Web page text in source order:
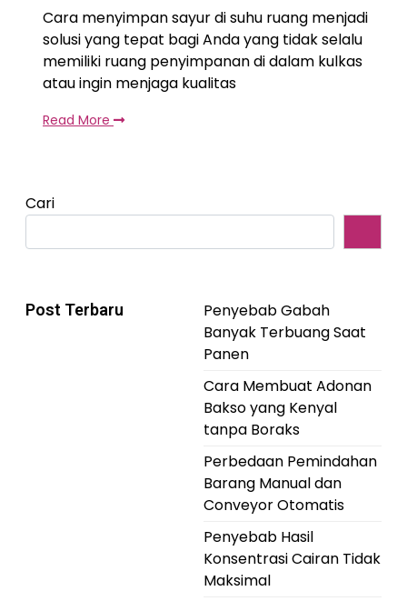
Cara menyimpan sayur di suhu ruang menjadi
solusi yang tepat bagi Anda yang tidak selalu
memiliki ruang penyimpanan di dalam kulkas
atau ingin menjaga kualitas
Read More
Cari
Post Terbaru
Penyebab Gabah
Banyak Terbuang Saat
Panen
Cara Membuat Adonan
Bakso yang Kenyal
tanpa Boraks
Perbedaan Pemindahan
Barang Manual dan
Conveyor Otomatis
Penyebab Hasil
Konsentrasi Cairan Tidak
Maksimal